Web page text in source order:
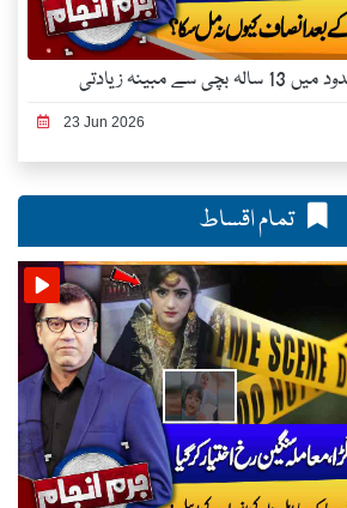
مبینہ زیادتی
23 Jun 2026
تمام اقساط